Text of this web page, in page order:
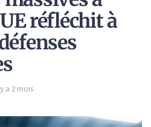
réfléchit à
a 2 mois